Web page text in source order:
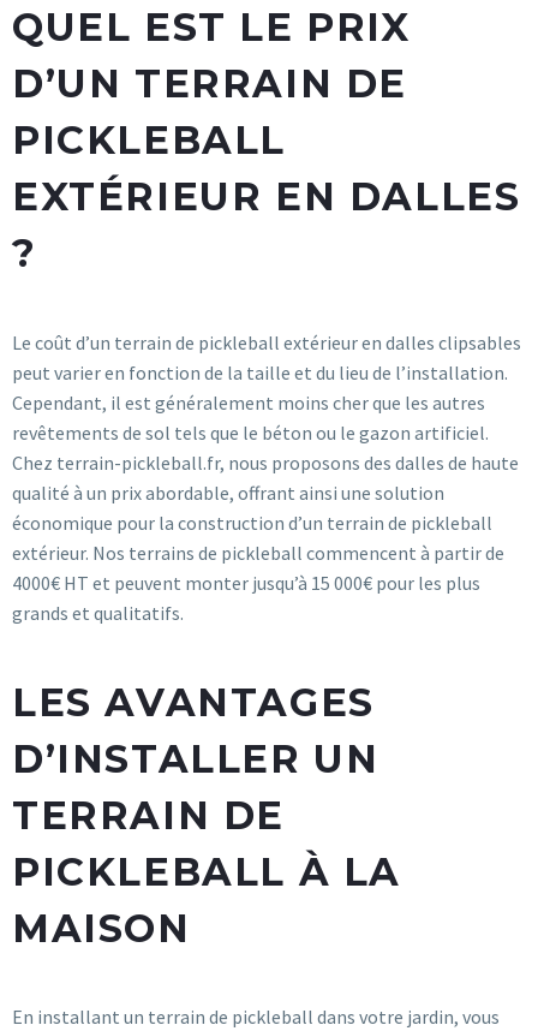
QUEL EST LE PRIX
D’UN TERRAIN DE
PICKLEBALL
EXTÉRIEUR EN DALLES
?
Le coût d’un terrain de pickleball extérieur en dalles clipsables
peut varier en fonction de la taille et du lieu de l’installation.
Cependant, il est généralement moins cher que les autres
revêtements de sol tels que le béton ou le gazon artificiel.
Chez terrain-pickleball.fr, nous proposons des dalles de haute
qualité à un prix abordable, offrant ainsi une solution
économique pour la construction d’un terrain de pickleball
extérieur. Nos terrains de pickleball commencent à partir de
4000€ HT et peuvent monter jusqu’à 15 000€ pour les plus
grands et qualitatifs.
LES AVANTAGES
D’INSTALLER UN
TERRAIN DE
PICKLEBALL À LA
MAISON
En installant un terrain de pickleball dans votre jardin, vous